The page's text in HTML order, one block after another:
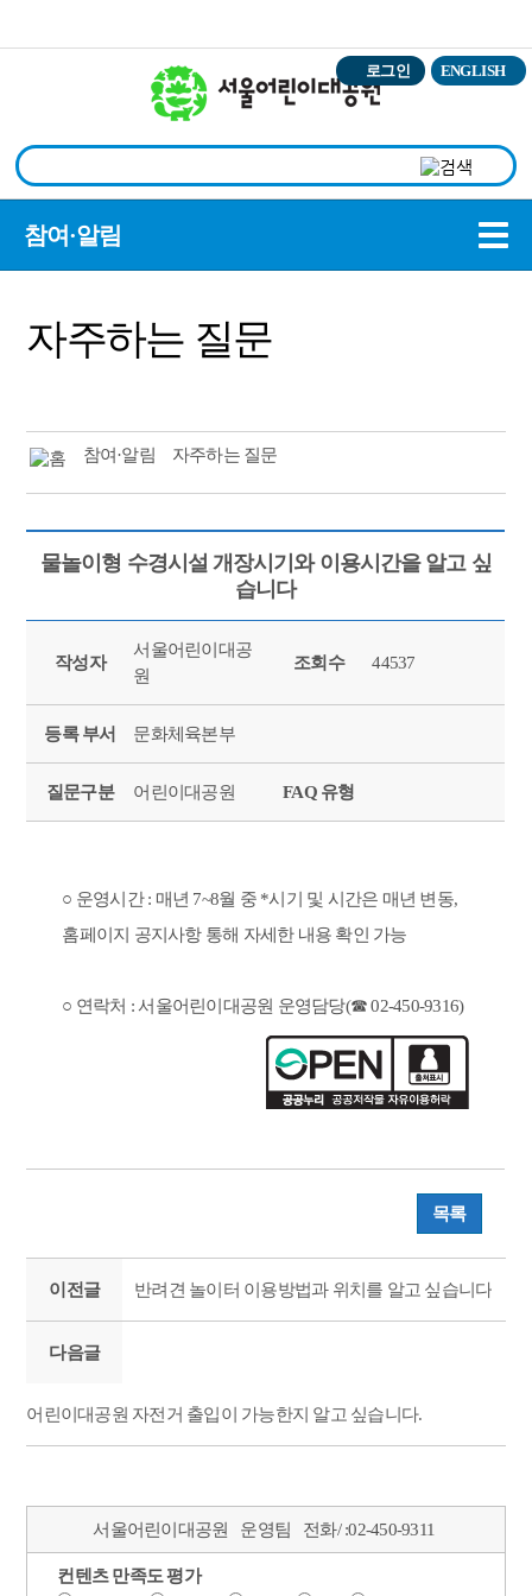
로그인 ENGLISH
참여·알림
자주하는 질문
참여·알림 자주하는 질문
물놀이형 수경시설 개장시기와 이용시간을 알고 싶
습니다
작성자
서울어린이대공
원
조회수 44537
등록 부서 문화체육본부
질문구분 어린이대공원 FAQ 유형
○ 운영시간 : 매년 7~8월 중 *시기 및 시간은 매년 변동,
홈페이지 공지사항 통해 자세한 내용 확인 가능
○ 연락처 : 서울어린이대공원 운영담당(☎ 02-450-9316)
목록
이전글 반려견 놀이터 이용방법과 위치를 알고 싶습니다
다음글
어린이대공원 자전거 출입이 가능한지 알고 싶습니다.
서울어린이대공원 운영팀 전화/ :02-450-9311
컨텐츠 만족도 평가